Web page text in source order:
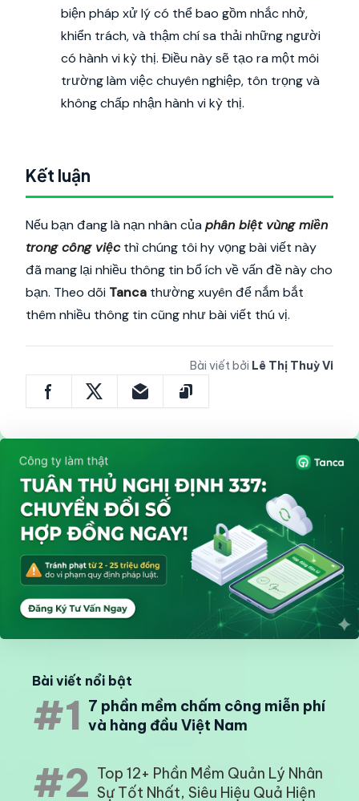
biện pháp xử lý có thể bao gồm nhắc nhở,
khiển trách, và thậm chí sa thải những người
có hành vi kỳ thị. Điều này sẽ tạo ra một môi
trường làm việc chuyên nghiệp, tôn trọng và
không chấp nhận hành vi kỳ thị.
Kết luận
Nếu bạn đang là nạn nhân của phân biệt vùng miền
trong công việcthì chúng tôi hy vọng bài viết này
đã mang lại nhiều thông tin bổ ích về vấn đề này cho
bạn. Theo dõi Tanca thường xuyên để nắm bắt
thêm nhiều thông tin cũng như bài viết thú vị.
Bài viết bởi Lê Thị Thuỳ Vi
Bài viết nổi bật
#1 7 phần mềm chấm công miễn phí
và hàng đầu Việt Nam
#2 Top 12+ Phần Mềm Quản Lý Nhân
Sự Tốt Nhất, Siêu Hiệu Quả Hiện